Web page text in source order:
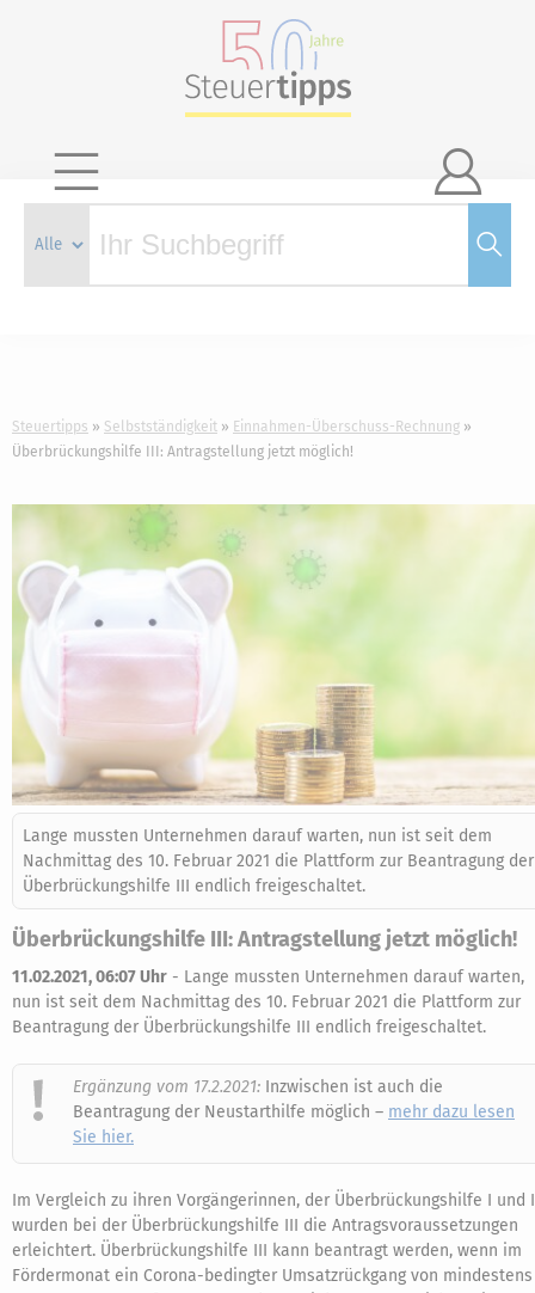

Steuertipps Selbstständigkeit
Einnahmen-Überschuss-Rechnung
Überbrückungshilfe III: Antragstellung jetzt möglich!
Lange mussten Unternehmen darauf warten, nun ist seit dem
Nachmittag des 10. Februar 2021 die Plattform zur Beantragung der
Überbrückungshilfe III endlich freigeschaltet.
Überbrückungshilfe III: Antragstellung jetzt möglich!
11.02.2021, 06:07 Uhr - Lange mussten Unternehmen darauf warten,
nun ist seit dem Nachmittag des 10. Februar 2021 die Plattform zur
Beantragung der Überbrückungshilfe III endlich freigeschaltet.
Ergänzung vom 17.2.2021: Inzwischen ist auch die
Beantragung der Neustarthilfe möglich – mehr dazu lesen
Sie hier.
Im Vergleich zu ihren Vorgängerinnen, der Überbrückungshilfe I und
wurden bei der Überbrückungshilfe III die Antragsvoraussetzungen
erleichtert. Überbrückungshilfe III kann beantragt werden, wenn im
Fördermonat ein Corona-bedingter Umsatzrückgang von mindestens